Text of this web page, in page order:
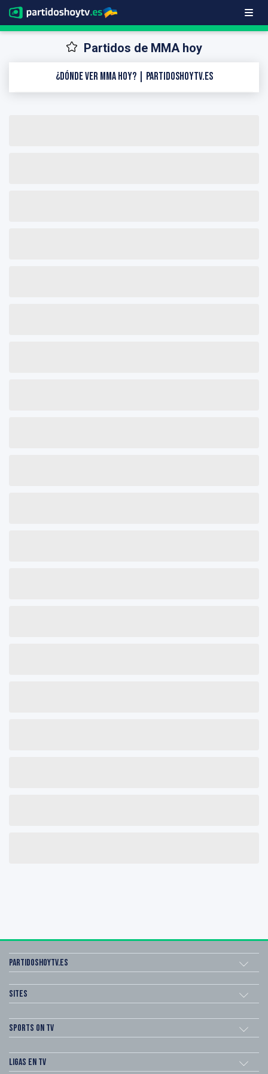
Partidos de MMA hoy
¿Dónde ver MMA hoy? | PartidosHoyTV.es
Partidoshoytv.es
Sites
Sports on TV
Ligas en TV